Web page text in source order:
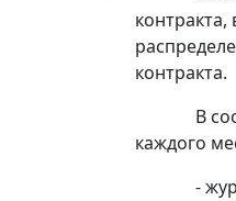
контракта.
В
каждого
-